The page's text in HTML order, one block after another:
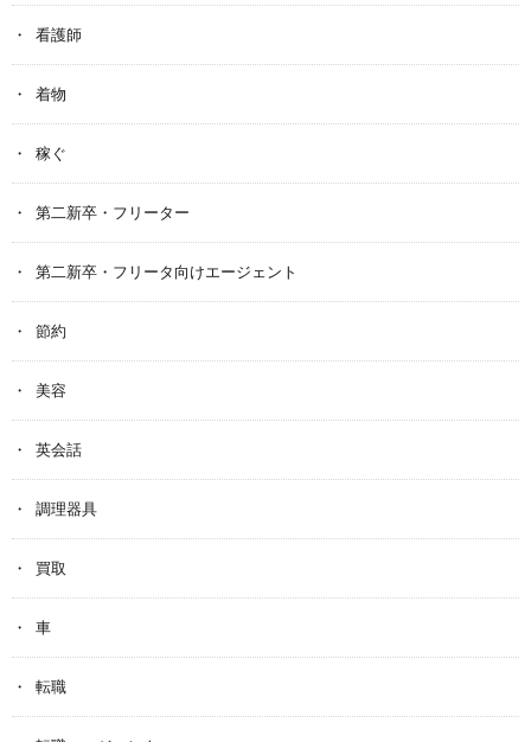
看護師
着物
稼ぐ
第二新卒・フリーター
第二新卒・フリータ向けエージェント
節約
美容
英会話
調理器具
買取
車
転職